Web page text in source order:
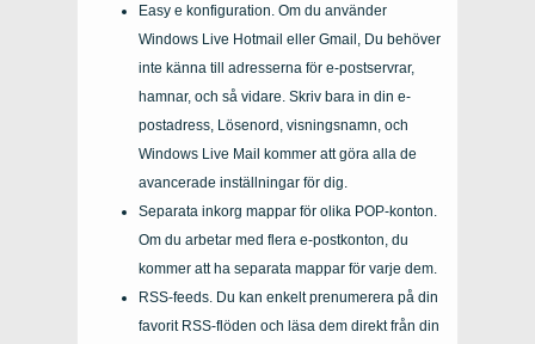
Easy e konfiguration. Om du använder
Windows Live Hotmail eller Gmail, Du behöver
inte känna till adresserna för e-postservrar,
hamnar, och så vidare. Skriv bara in din e-
postadress, Lösenord, visningsnamn, och
Windows Live Mail kommer att göra alla de
avancerade inställningar för dig.
Separata inkorg mappar för olika POP-konton.
Om du arbetar med flera e-postkonton, du
kommer att ha separata mappar för varje dem.
RSS-feeds. Du kan enkelt prenumerera på din
favorit RSS-flöden och läsa dem direkt från din